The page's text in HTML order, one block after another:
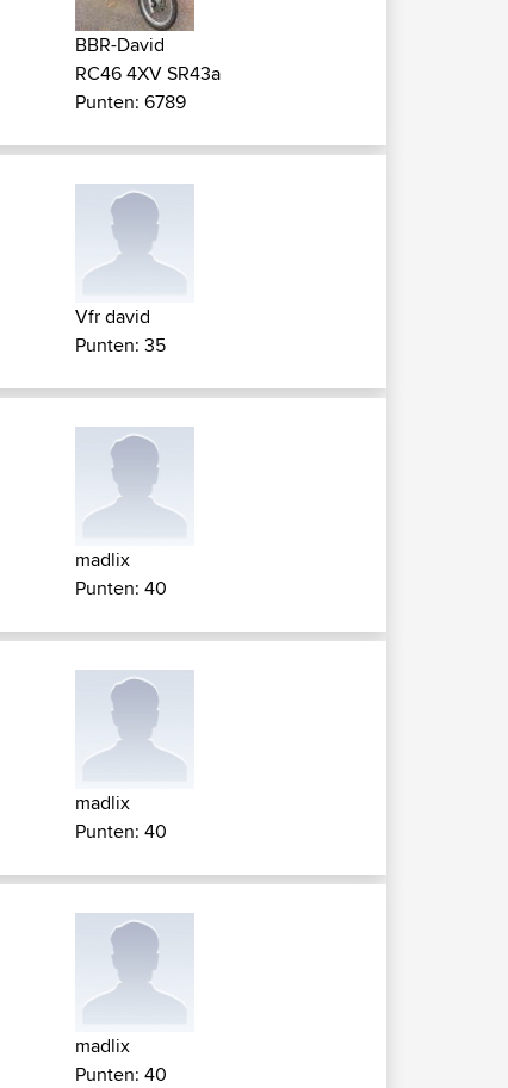
BBR-David
RC46 4XV SR43a
Punten: 6789
Vfr david
Punten: 35
madlix
Punten: 40
madlix
Punten: 40
madlix
Punten: 40